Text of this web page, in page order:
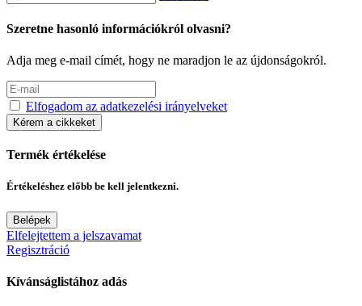
Szeretne hasonló információkról olvasni?
Adja meg e-mail címét, hogy ne maradjon le az újdonságokról.
Elfogadom az adatkezelési irányelveket
Kérem a cikkeket
Termék értékelése
Értékeléshez előbb be kell jelentkezni.
Belépek
Elfelejtettem a jelszavamat
Regisztráció
Kívánságlistához adás